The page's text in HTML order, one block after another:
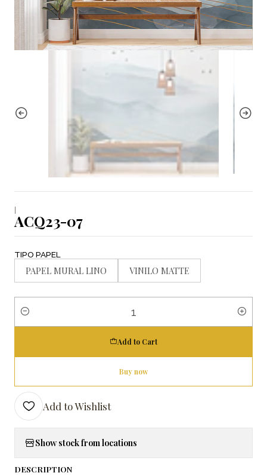
|
ACQ23-07
TIPO PAPEL
PAPEL MURAL LINO VINILO MATTE
Quantity
Add to Cart
Buy now
Add to Wishlist
Show stock from locations
DESCRIPTION